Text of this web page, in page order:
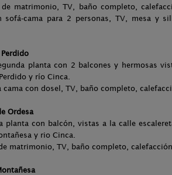
matrimonio, TV, baño completo,
sofá-cama para 2 personas, TV, mesa y
planta con 2 balcones y hermosas
y río Cinca.
con dosel, TV, baño completo,
Ordesa
planta con balcón, vistas a la calle
y rio Cinca.
matrimonio, TV, baño completo,